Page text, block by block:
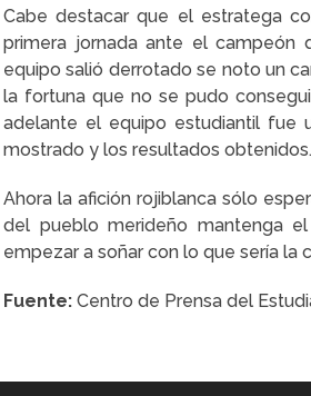
Cabe destacar que el estratega
primera jornada ante el campeón
equipo salió derrotado se noto un
la fortuna que no se pudo
adelante el equipo estudiantil
mostrado y los resultados obtenidos.
Ahora la afición rojiblanca sólo
del pueblo merideño mantenga
empezar a soñar con lo que sería la
Fuente: Centro de Prensa del